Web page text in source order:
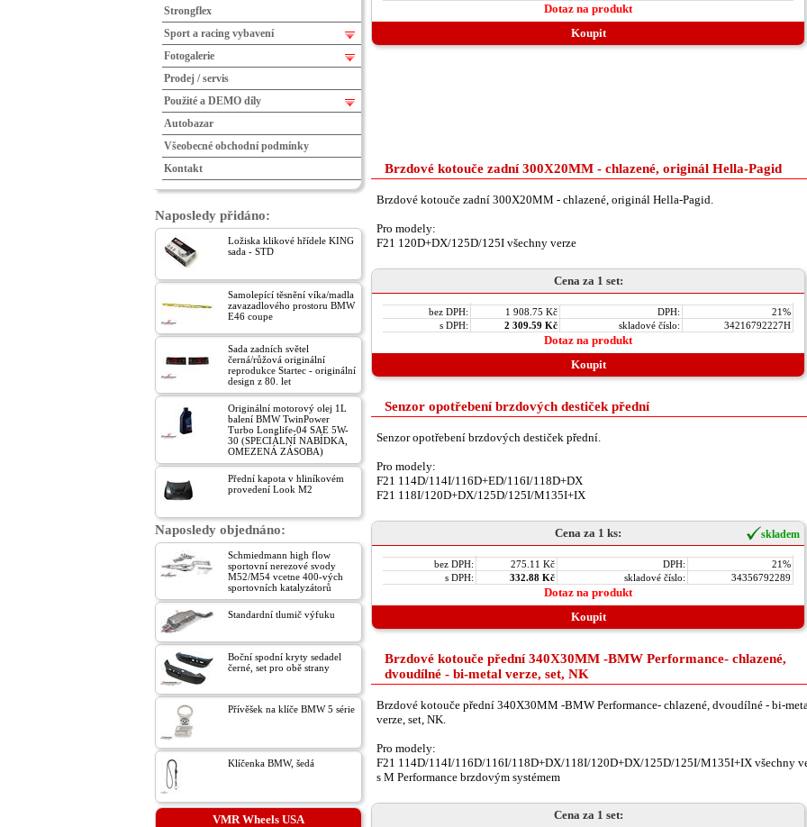
Dotaz na produkt
Koupit
Brzdové kotouče zadní 300X20MM - chlazené, originál Hella-Pagid
Brzdové kotouče zadní 300X20MM - chlazené, originál Hella-Pagid.
Pro modely:
F21 120D+DX/125D/125I všechny verze
Cena za 1 set:
bez DPH: 1 908.75 Kč DPH:
21%
s DPH:
2 309.59 Kč skladové číslo: 34216792227H
Dotaz na produkt
Koupit
Senzor opotřebení brzdových destiček přední
Senzor opotřebení brzdových destiček přední.
Pro modely:
F21 114D/114I/116D+ED/116I/118D+DX
F21 118I/120D+DX/125D/125I/M135I+IX
skladem
Cena za 1 ks:
bez DPH: 275.11 Kč DPH:
21%
s DPH:
332.88 Kč skladové číslo: 34356792289
Dotaz na produkt
Koupit
Brzdové kotouče přední 340X30MM -BMW Performance- chlazené,
dvoudílné - bi-metal verze, set, NK
Brzdové kotouče přední 340X30MM -BMW Performance- chlazené, dvoudílné - bi-
verze, set, NK.
Pro modely:
F21 114D/114I/116D/116I/118D+DX/118I/120D+DX/125D/125I/M135I+IX všechny
s M Performance brzdovým systémem
Cena za 1 set:
Strongflex
Sport a racing vybavení
Fotogalerie
Prodej / servis
Použité a DEMO díly
Autobazar
Všeobecné obchodní podmínky
Kontakt
Naposledy přidáno:
Ložiska klikové hřídele KING
sada - STD
Samolepící těsnění víka/madla
zavazadlového prostoru BMW
E46 coupe
Sada zadních světel
černá/růžová originální
reprodukce Startec - originální
design z 80. let
Originální motorový olej 1L
balení BMW TwinPower
Turbo Longlife-04 SAE 5W-
30 (SPECIÁLNÍ NABÍDKA,
OMEZENÁ ZÁSOBA)
Přední kapota v hliníkovém
provedení Look M2
Naposledy objednáno:
Schmiedmann high flow
sportovní nerezové svody
M52/M54 vcetne 400-vých
sportovních katalyzátorů
Standardní tlumič výfuku
Boční spodní kryty sedadel
černé, set pro obě strany
Přívěšek na klíče BMW 5 série
Klíčenka BMW, šedá
VMR Wheels USA